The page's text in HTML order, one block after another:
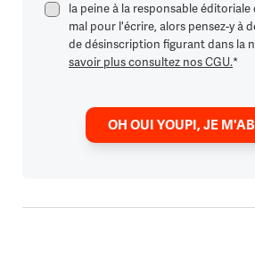
la peine à la responsable éditoriale
mal pour l'écrire, alors pensez-y à
de désinscription figurant dans la
savoir plus consultez nos CGU.*
OH OUI YOUPI, JE